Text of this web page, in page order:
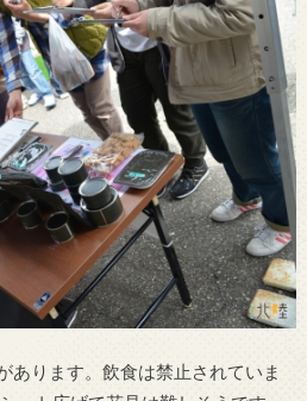
あります。飲食は禁止されていま